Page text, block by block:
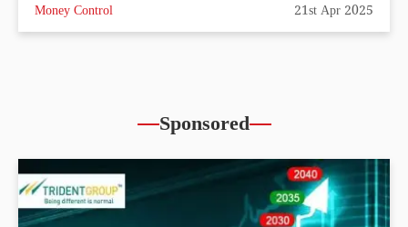
Money Control 21st Apr 2025
Sponsored